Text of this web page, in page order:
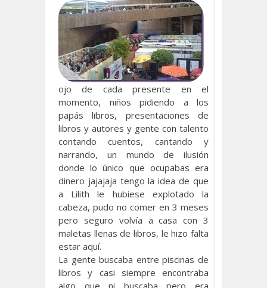
ojo de cada presente en el
momento, niños pidiendo a los
papás libros, presentaciones de
libros y autores y gente con talento
contando cuentos, cantando y
narrando, un mundo de ilusión
donde lo único que ocupabas era
dinero jajajaja tengo la idea de que
a Lilith le hubiese explotado la
cabeza, pudo no comer en 3 meses
pero seguro volvía a casa con 3
maletas llenas de libros, le hizo falta
estar aquí.
La gente buscaba entre piscinas de
libros y casi siempre encontraba